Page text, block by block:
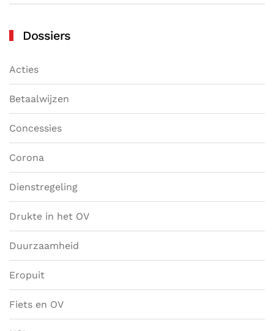
Dossiers
Acties
Betaalwijzen
Concessies
Corona
Dienstregeling
Drukte in het OV
Duurzaamheid
Eropuit
Fiets en OV